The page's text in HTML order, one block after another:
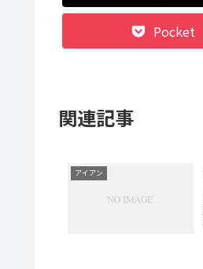
Pocket
関連記事
アイアン